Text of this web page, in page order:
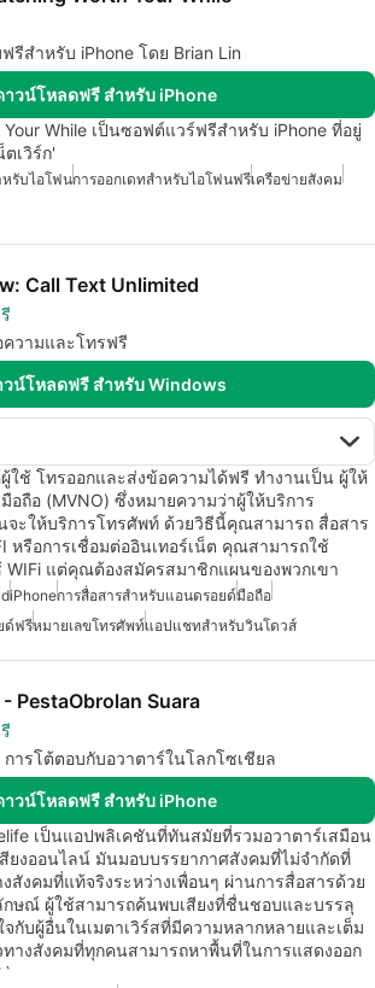
รีสำหรับ iPhone โดย Brian Lin
าวน์โหลดฟรี สำหรับ iPhone
Your While เป็นซอฟต์แวร์ฟรีสำหรับ iPhone ที่อยู่
เวิร์ก'
หรับไอโฟนการออกเดทสำหรับไอโฟนฟรีเครือข่ายสังคม
Call Text Unlimited
วามและโทรฟรี
วน์โหลดฟรี สำหรับ Windows
ใช้ โทรออกและส่งข้อความได้ฟรี ทำงานเป็น ผู้ให้
อถือ (MVNO) ซึ่งหมายความว่าผู้ให้บริการ
จะให้บริการโทรศัพท์ ด้วยวิธีนี้คุณสามารถ สื่อสาร
หรือการเชื่อมต่ออินเทอร์เน็ต คุณสามารถใช้
WIFi แต่คุณต้องสมัครสมาชิกแผนของพวกเขา
iPhoneการสื่อสารสำหรับแอนดรอยด์มือถือ
ด์ฟรีหมายเลขโทรศัพท์แอปแชทสำหรับวินโดวส์
PestaObrolan Suara
การโต้ตอบกับอวาตาร์ในโลกโซเชียล
าวน์โหลดฟรี สำหรับ iPhone
เป็นแอปพลิเคชันที่ทันสมัยที่รวมอวาตาร์เสมือน
ยงออนไลน์ มันมอบบรรยากาศสังคมที่ไม่จำกัดที่
งคมที่แท้จริงระหว่างเพื่อนๆ ผ่านการสื่อสารด้วย
กษณ์ ผู้ใช้สามารถค้นพบเสียงที่ชื่นชอบและบรรลุ
กับผู้อื่นในเมตาเวิร์สที่มีความหลากหลายและเต็ม
างสังคมที่ทุกคนสามารถหาพื้นที่ในการแสดงออก